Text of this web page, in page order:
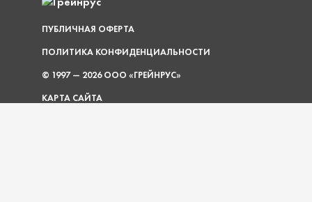
ПУБЛИЧНАЯ ОФЕРТА
ПОЛИТИКА КОНФИДЕНЦИАЛЬНОСТИ
© 1997 — 2026 ООО «ГРЕЙНРУС»
КАРТА САЙТА